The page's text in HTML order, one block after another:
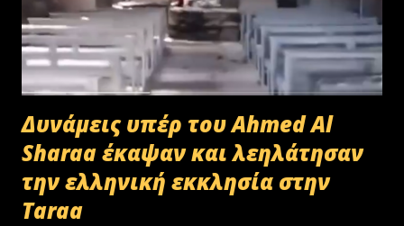
Δυνάμεις υπέρ του Ahmed Al
Sharaa έκαψαν και λεηλάτησαν
την ελληνική εκκλησία στην
Taraa